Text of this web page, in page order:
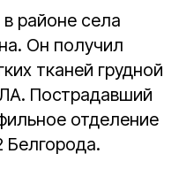
в районе села
Он получил
тканей грудной
Пострадавший
отделение